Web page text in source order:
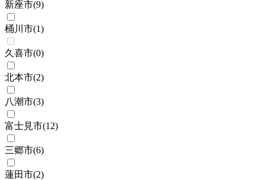
新座市(9)
桶川市(1)
久喜市(0)
北本市(2)
八潮市(3)
富士見市(12)
三郷市(6)
蓮田市(2)